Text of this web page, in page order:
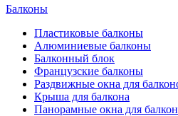
Балконы
Пластиковые балконы
Алюминиевые балконы
Балконный блок
Французские балконы
Раздвижные окна для
Крыша для балкона
Панорамные окна для